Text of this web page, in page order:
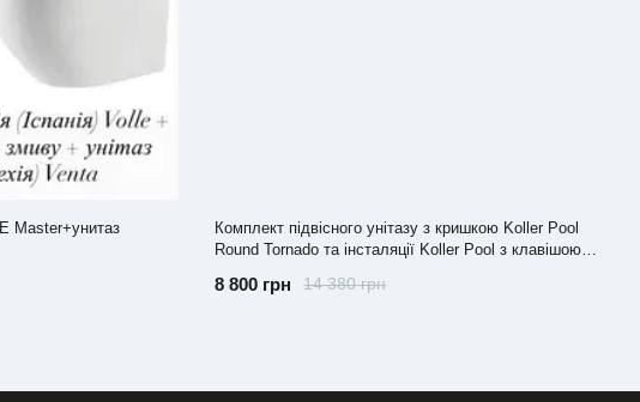
Master+унитаз
Комплект підвісного унітазу з кришкою Koller Pool
Round Tornado та інсталяції Koller Pool з клавішою
14 380 грн
8 800 грн